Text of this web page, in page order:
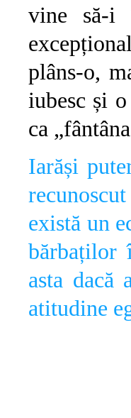
vine să-i
plâns-o,
iubesc și
ca
Iarăși
există un
bărbaților
asta dacă
atitudine